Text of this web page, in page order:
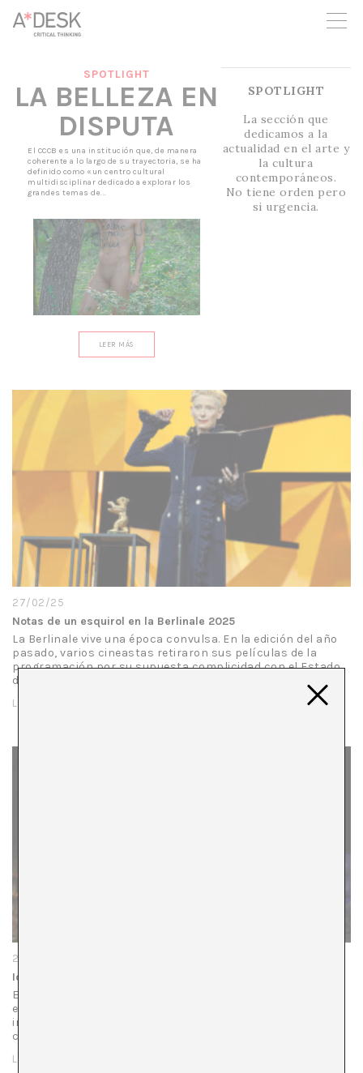
crees también en A*DESK seguimos necesitándote para poder
seguir adelante. Ahora puedes participar del proyecto y
apoyarlo.
SPOTLIGHT
LA BELLEZA EN
DISPUTA
El CCCB es una institución que, de manera
coherente a lo largo de su trayectoria, se ha
definido como «un centro cultural
multidisciplinar dedicado a explorar los
grandes temas de...
LEER MÁS
SPOTLIGHT
La sección que
dedicamos a la
actualidad en el arte y
la cultura
contemporáneos.
No tiene orden pero
si urgencia.
27/02/25
Notas de un esquirol en la Berlinale 2025
La Berlinale vive una época convulsa. En la edición del año
pasado, varios cineastas retiraron sus películas de la
programación por su supuesta complicidad con el Estado
de Israel. Además,…
LEER MÁS
20/02/25
Iconografía reinterpretada
En las últimas semanas, una imagen ha causado polémica
en medio de la batalla cultural en la que vivimos: la
influencer Lalachus, en el programa especial de las
campanadas que…
LEER MÁS